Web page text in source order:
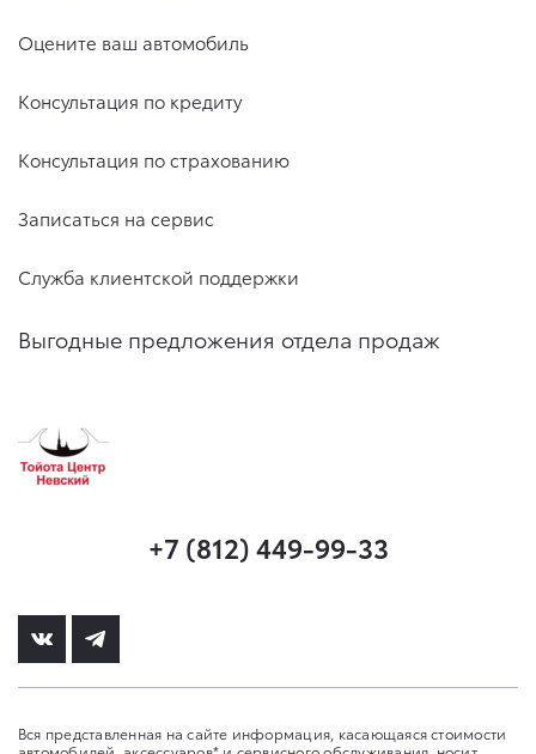
Оцените ваш автомобиль
Консультация по кредиту
Консультация по страхованию
Записаться на сервис
Служба клиентской поддержки
Выгодные предложения отдела продаж
+7 (812) 449-99-33
Вся представленная на сайте информация, касающаяся стоимости